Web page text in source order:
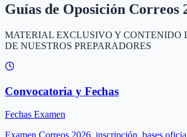
Guías de Oposición Correos
MATERIAL EXCLUSIVO Y CONTENIDO
DE NUESTROS PREPARADORES
Convocatoria y Fechas
Fechas Examen